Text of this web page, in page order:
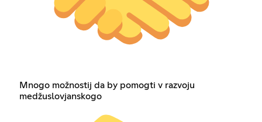
Mnogo možnostij da by pomogti v razvoju
medžuslovjanskogo